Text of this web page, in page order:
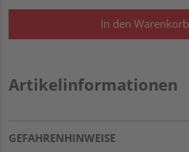
In den Warenkorb
Artikelinformationen
GEFAHRENHINWEISE